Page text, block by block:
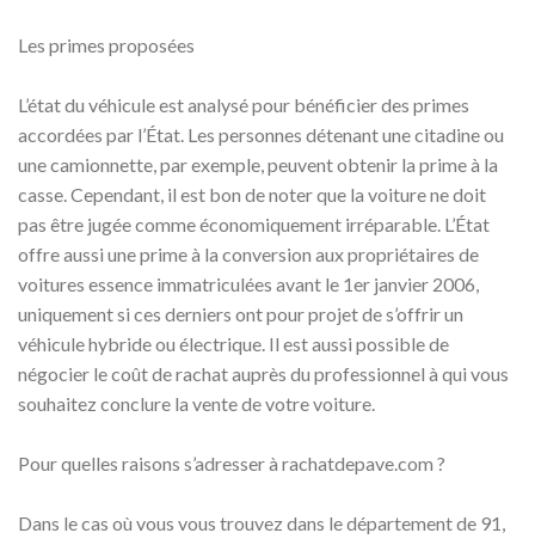
Les primes proposées
L’état du véhicule est analysé pour bénéficier des primes
accordées par l’État. Les personnes détenant une citadine ou
une camionnette, par exemple, peuvent obtenir la prime à la
casse. Cependant, il est bon de noter que la voiture ne doit
pas être jugée comme économiquement irréparable. L’État
offre aussi une prime à la conversion aux propriétaires de
voitures essence immatriculées avant le 1er janvier 2006,
uniquement si ces derniers ont pour projet de s’offrir un
véhicule hybride ou électrique. Il est aussi possible de
négocier le coût de rachat auprès du professionnel à qui vous
souhaitez conclure la vente de votre voiture.
Pour quelles raisons s’adresser à rachatdepave.com ?
Dans le cas où vous vous trouvez dans le département de 91,